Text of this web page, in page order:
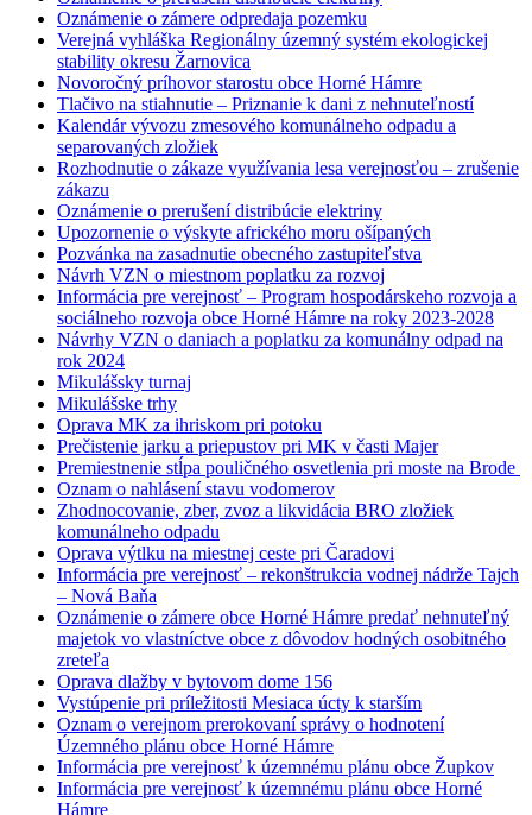
Oznámenie o zámere odpredaja pozemku
Verejná vyhláška Regionálny územný systém ekologickej
stability okresu Žarnovica
Novoročný príhovor starostu obce Horné Hámre
Tlačivo na stiahnutie – Priznanie k dani z nehnuteľností
Kalendár vývozu zmesového komunálneho odpadu a
separovaných zložiek
Rozhodnutie o zákaze využívania lesa verejnosťou – zrušenie
zákazu
Oznámenie o prerušení distribúcie elektriny
Upozornenie o výskyte afrického moru ošípaných
Pozvánka na zasadnutie obecného zastupiteľstva
Návrh VZN o miestnom poplatku za rozvoj
Informácia pre verejnosť – Program hospodárskeho rozvoja a
sociálneho rozvoja obce Horné Hámre na roky 2023-2028
Návrhy VZN o daniach a poplatku za komunálny odpad na
rok 2024
Mikulášsky turnaj
Mikulášske trhy
Oprava MK za ihriskom pri potoku
Prečistenie jarku a priepustov pri MK v časti Majer
Premiestnenie stĺpa pouličného osvetlenia pri moste na Brode
Oznam o nahlásení stavu vodomerov
Zhodnocovanie, zber, zvoz a likvidácia BRO zložiek
komunálneho odpadu
Oprava výtlku na miestnej ceste pri Čaradovi
Informácia pre verejnosť – rekonštrukcia vodnej nádrže Tajch
– Nová Baňa
Oznámenie o zámere obce Horné Hámre predať nehnuteľný
majetok vo vlastníctve obce z dôvodov hodných osobitného
zreteľa
Oprava dlažby v bytovom dome 156
Vystúpenie pri príležitosti Mesiaca úcty k starším
Oznam o verejnom prerokovaní správy o hodnotení
Územného plánu obce Horné Hámre
Informácia pre verejnosť k územnému plánu obce Župkov
Informácia pre verejnosť k územnému plánu obce Horné
Hámre